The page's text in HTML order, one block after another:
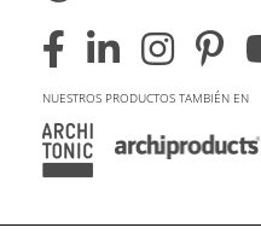
NUESTROS PRODUCTOS TAMBIÉN EN